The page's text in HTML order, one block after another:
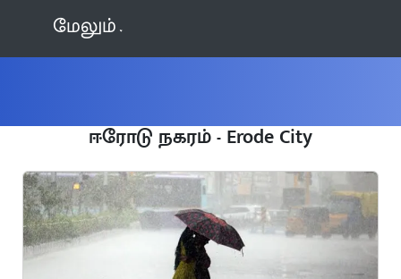
மேலும்
ஈரோடு நகரம் - Erode City